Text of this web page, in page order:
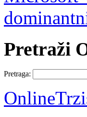
Pretraži
Pretraga: